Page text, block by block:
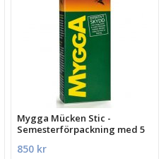
Mygga Mücken Stic -
Semesterförpackning med 5
850 kr